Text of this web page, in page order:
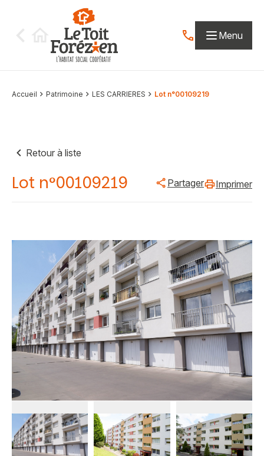
Contactez-nous
Menu
Accueil Patrimoine LES CARRIERES Lot n°00109219
Retour à liste
Lot n°00109219 Partager Imprimer